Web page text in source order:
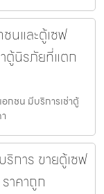
นและตู้เซฟ
าตู้นิรภัยที่แตก
กชน มีบริการเช่าตู้
การ ขายตู้เซฟ
าคาถูก